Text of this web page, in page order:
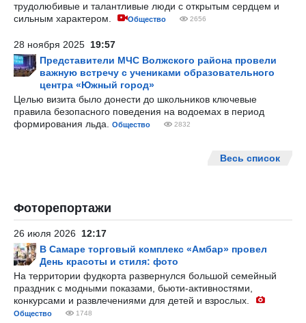
трудолюбивые и талантливые люди с открытым сердцем и
сильным характером.
Общество 2656
28 ноября 2025 19:57
Представители МЧС Волжского района провели
важную встречу с учениками образовательного
центра «Южный город»
Целью визита было донести до школьников ключевые
правила безопасного поведения на водоемах в период
формирования льда.
Общество 2832
Весь список
Фоторепортажи
26 июля 2026 12:17
В Самаре торговый комплекс «Амбар» провел
День красоты и стиля: фото
На территории фудкорта развернулся большой семейный
праздник с модными показами, бьюти-активностями,
конкурсами и развлечениями для детей и взрослых.
Общество 1748